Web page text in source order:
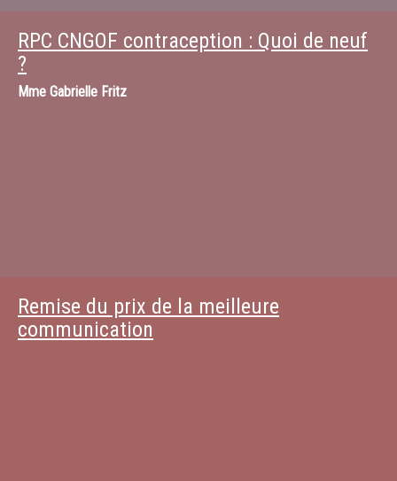
RPC CNGOF contraception : Quoi de neuf
?
Mme Gabrielle Fritz
Remise du prix de la meilleure
communication